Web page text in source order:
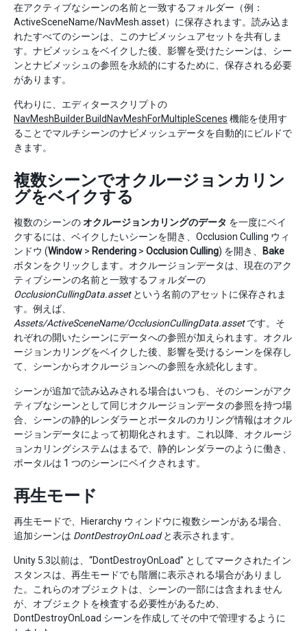
在アクティブなシーンの名前と一致するフォルダー（例：
ActiveSceneName/NavMesh.asset）に保存されます。読み込ま
れたすべてのシーンは、このナビメッシュアセットを共有しま
す。ナビメッシュをベイクした後、影響を受けたシーンは、シー
ンとナビメッシュの参照を永続的にするために、保存される必要
があります。
代わりに、エディタースクリプトの
NavMeshBuilder.BuildNavMeshForMultipleScenes 機能を使用す
ることでマルチシーンのナビメッシュデータを自動的にビルドで
きます。
複数シーンでオクルージョンカリン
グをベイクする
複数のシーンのオクルージョンカリングのデータ を一度にベイ
クするには、ベイクしたいシーンを開き、Occlusion Culling ウィ
ンドウ (Window > Rendering > Occlusion Culling) を開き、
Bake
ボタンをクリックします。オクルージョンデータは、現在のアク
ティブシーンの名前と一致するフォルダーの
OcclusionCullingData.assetという名前のアセットに保存されま
す。例えば、
Assets/ActiveSceneName/OcclusionCullingData.assetです。そ
れぞれの開いたシーンにデータへの参照が加えられます。オクル
ージョンカリングをベイクした後、影響を受けるシーンを保存し
て、シーンからオクルージョンへの参照を永続化します。
シーンが追加で読み込みされる場合はいつも、そのシーンがアク
ティブなシーンとして同じオクルージョンデータの参照を持つ場
合、シーンの静的レンダラーとポータルのカリング情報はオクル
ージョンデータによって初期化されます。これ以降、オクルージ
ョンカリングシステムはまるで、静的レンダラーのように働き、
ポータルは 1 つのシーンにベイクされます。
再生モード
再生モードで、Hierarchy ウィンドウに複数シーンがある場合、
追加シーンは DontDestroyOnLoadと表示されます。
Unity 5.3以前は、“DontDestroyOnLoad” としてマークされたイン
スタンスは、再生モードでも階層に表示される場合がありまし
た。これらのオブジェクトは、シーンの一部には含まれません
が、オブジェクトを検査する必要性があるため、
DontDestroyOnLoad シーンを作成してその中で管理するように